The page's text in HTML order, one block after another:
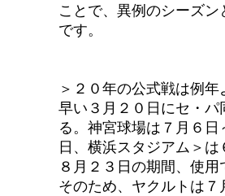
ことで、異例のシーズン
です。
＞２０年の公式戦は例年
早い３月２０日にセ・パ
る。神宮球場は７月６日
日、横浜スタジアム＞は
８月２３日の期間、使用
そのため、ヤクルトは７